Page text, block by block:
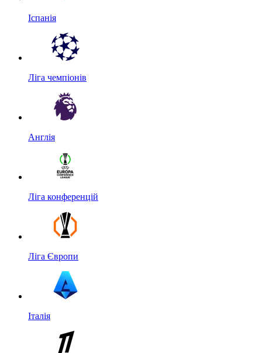
Іспанія
Ліга чемпіонів
Англія
Ліга конференцій
Ліга Європи
Італія